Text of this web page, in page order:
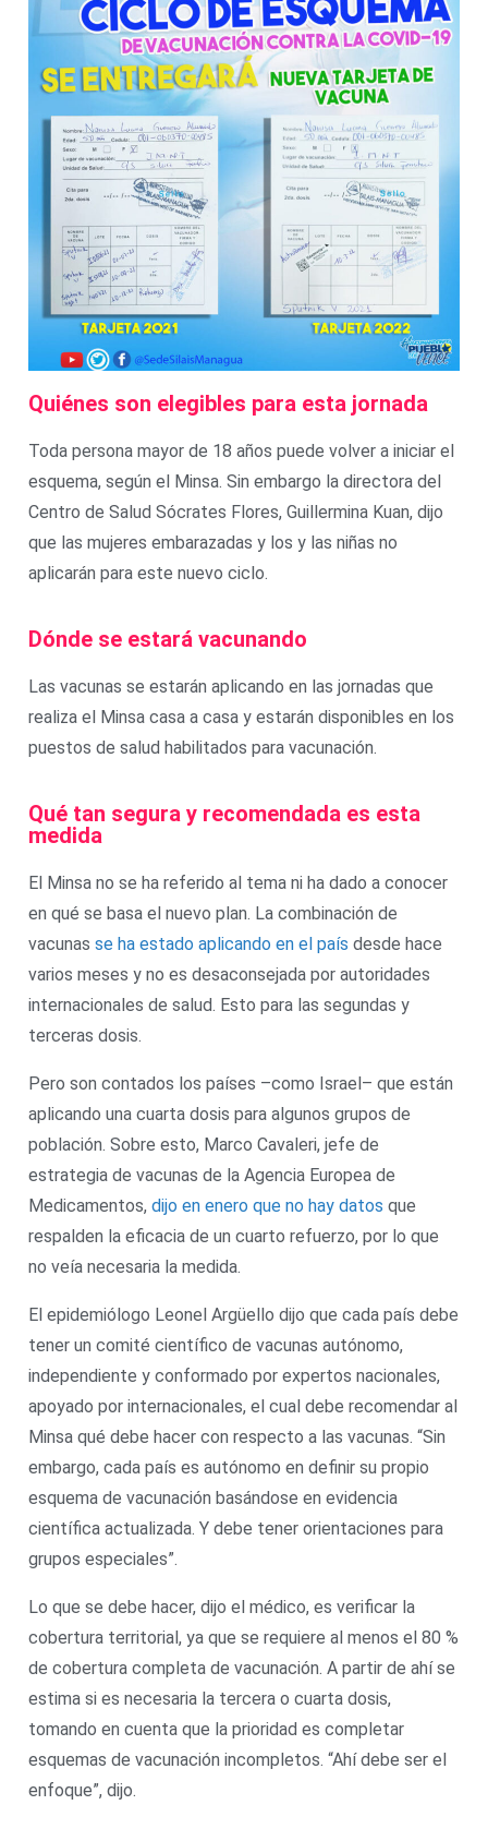
Quiénes son elegibles para esta jornada
Toda persona mayor de 18 años puede volver a iniciar el
esquema, según el Minsa. Sin embargo la directora del
Centro de Salud Sócrates Flores, Guillermina Kuan, dijo
que las mujeres embarazadas y los y las niñas no
aplicarán para este nuevo ciclo.
Dónde se estará vacunando
Las vacunas se estarán aplicando en las jornadas que
realiza el Minsa casa a casa y estarán disponibles en los
puestos de salud habilitados para vacunación.
Qué tan segura y recomendada es esta
medida
El Minsa no se ha referido al tema ni ha dado a conocer
en qué se basa el nuevo plan. La combinación de
vacunas se ha estado aplicando en el país desde hace
varios meses y no es desaconsejada por autoridades
internacionales de salud. Esto para las segundas y
terceras dosis.
Pero son contados los países –como Israel– que están
aplicando una cuarta dosis para algunos grupos de
población. Sobre esto, Marco Cavaleri, jefe de
estrategia de vacunas de la Agencia Europea de
Medicamentos, dijo en enero que no hay datos que
respalden la eficacia de un cuarto refuerzo, por lo que
no veía necesaria la medida.
El epidemiólogo Leonel Argüello dijo que cada país debe
tener un comité científico de vacunas autónomo,
independiente y conformado por expertos nacionales,
apoyado por internacionales, el cual debe recomendar al
Minsa qué debe hacer con respecto a las vacunas. “Sin
embargo, cada país es autónomo en definir su propio
esquema de vacunación basándose en evidencia
científica actualizada. Y debe tener orientaciones para
grupos especiales”.
Lo que se debe hacer, dijo el médico, es verificar la
cobertura territorial, ya que se requiere al menos el 80 %
de cobertura completa de vacunación. A partir de ahí se
estima si es necesaria la tercera o cuarta dosis,
tomando en cuenta que la prioridad es completar
esquemas de vacunación incompletos. “Ahí debe ser el
enfoque”, dijo.